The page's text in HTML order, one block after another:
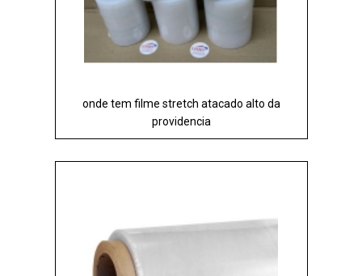
onde tem filme stretch atacado alto da
providencia